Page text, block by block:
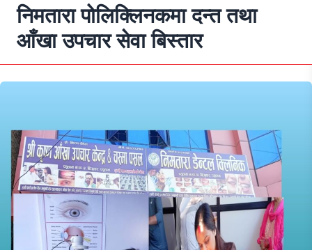
निमतारा पोलिक्लिनकमा दन्त तथा
आँखा उपचार सेवा बिस्तार